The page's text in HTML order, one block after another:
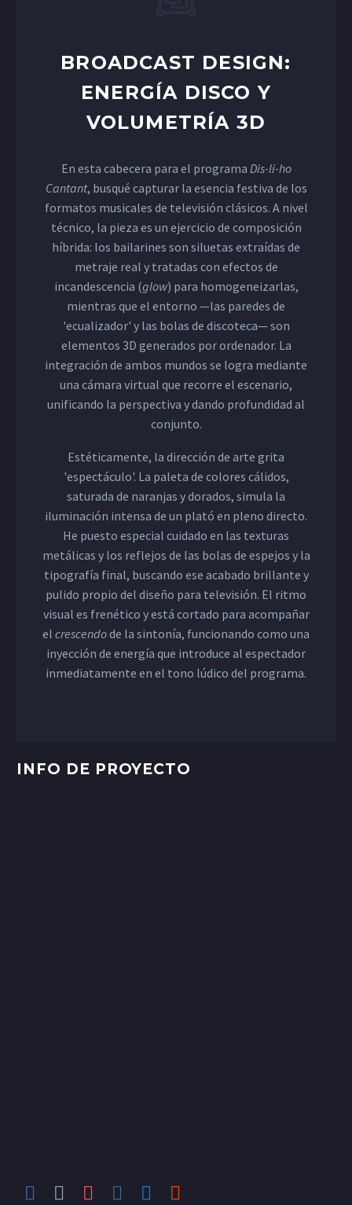
BROADCAST DESIGN:
ENERGÍA DISCO Y
VOLUMETRÍA 3D
En esta cabecera para el programa Dis-li-ho
Cantant, busqué capturar la esencia festiva de los
formatos musicales de televisión clásicos. A nivel
técnico, la pieza es un ejercicio de composición
híbrida: los bailarines son siluetas extraídas de
metraje real y tratadas con efectos de
incandescencia (glow) para homogeneizarlas,
mientras que el entorno —las paredes de
'ecualizador' y las bolas de discoteca— son
elementos 3D generados por ordenador. La
integración de ambos mundos se logra mediante
una cámara virtual que recorre el escenario,
unificando la perspectiva y dando profundidad al
conjunto.
Estéticamente, la dirección de arte grita
'espectáculo'. La paleta de colores cálidos,
saturada de naranjas y dorados, simula la
iluminación intensa de un plató en pleno directo.
He puesto especial cuidado en las texturas
metálicas y los reflejos de las bolas de espejos y la
tipografía final, buscando ese acabado brillante y
pulido propio del diseño para televisión. El ritmo
visual es frenético y está cortado para acompañar
el crescendode la sintonía, funcionando como una
inyección de energía que introduce al espectador
inmediatamente en el tono lúdico del programa.
INFO DE PROYECTO